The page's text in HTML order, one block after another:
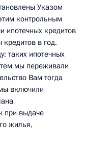
Указом
контрольным
кредитов
в год.
таких ипотечных
мы переживали
Вам тогда
включили
при выдаче
жилья,